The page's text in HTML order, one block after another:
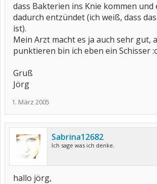
dass Bakterien ins Knie kommen und
dadurch entzündet (ich weiß, dass
ist).
Mein Arzt macht es ja auch sehr gut,
punktieren bin ich eben ein Schisser
Gruß
Jörg
1. März 2005
Sabrina12682
Ich sage was ich denke.
hallo jörg,